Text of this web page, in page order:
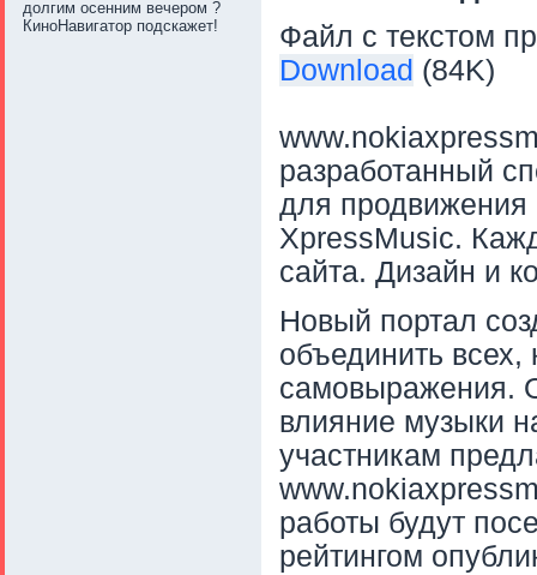
долгим осенним вечером ?
КиноНавигатор подскажет!
Файл с текстом
Download (84K)
разработанный
для продвижения
XpressMusic.
сайта. Дизайн и
Новый портал
объединить
самовыражения.
влияние музыки
участникам
работы будут
рейтингом